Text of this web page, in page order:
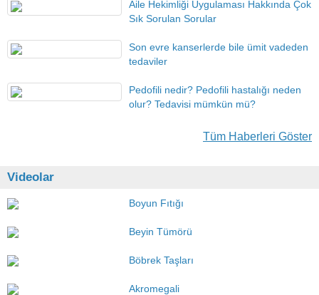
Aile Hekimliği Uygulaması Hakkında Çok
Sık Sorulan Sorular
Son evre kanserlerde bile ümit vadeden
tedaviler
Pedofili nedir? Pedofili hastalığı neden
olur? Tedavisi mümkün mü?
Tüm Haberleri Göster
Videolar
Boyun Fıtığı
Beyin Tümörü
Böbrek Taşları
Akromegali